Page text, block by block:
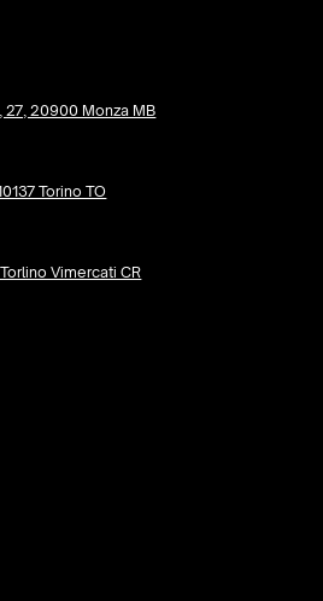
27, 20900 Monza MB
Torino TO
Vimercati CR